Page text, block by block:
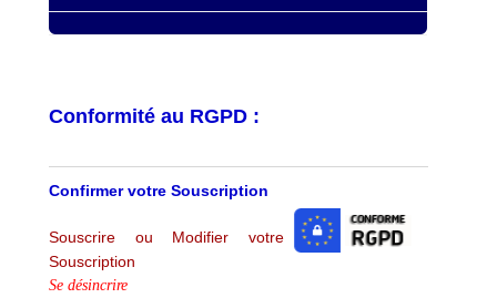
Conformité au RGPD :
Confirmer votre Souscription
Souscrire ou Modifier votre
Souscription
Se désincrire